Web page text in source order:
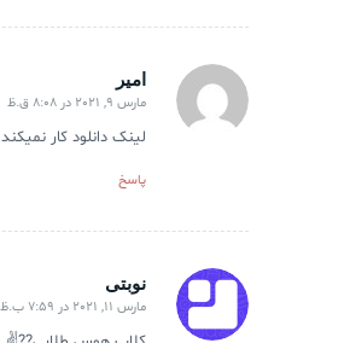
امیر
گفته:
مارس 9, 2021 در 8:08 ق.ظ
لینک دانلود کار نمیکند
پاسخ
نوبتی
گفته:
مارس 11, 2021 در 7:59 ب.ظ